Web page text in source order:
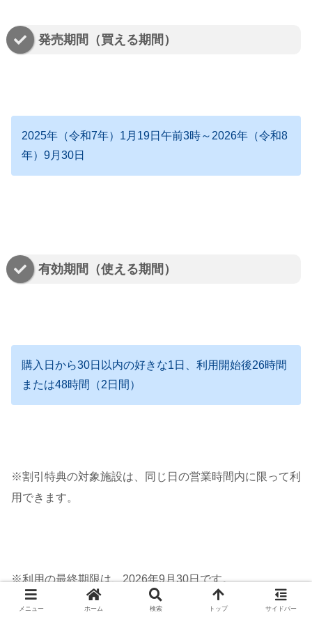
発売期間（買える期間）
2025年（令和7年）1月19日午前3時～2026年（令和8
年）9月30日
有効期間（使える期間）
購入日から30日以内の好きな1日、利用開始後26時間
または48時間（2日間）
※割引特典の対象施設は、同じ日の営業時間内に限って利
用できます。
※利用の最終期限は、2026年9月30日です。
メニュー ホーム 検索 トップ サイドバー